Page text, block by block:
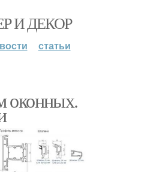
И ДЕКОР
статьи
оконных.